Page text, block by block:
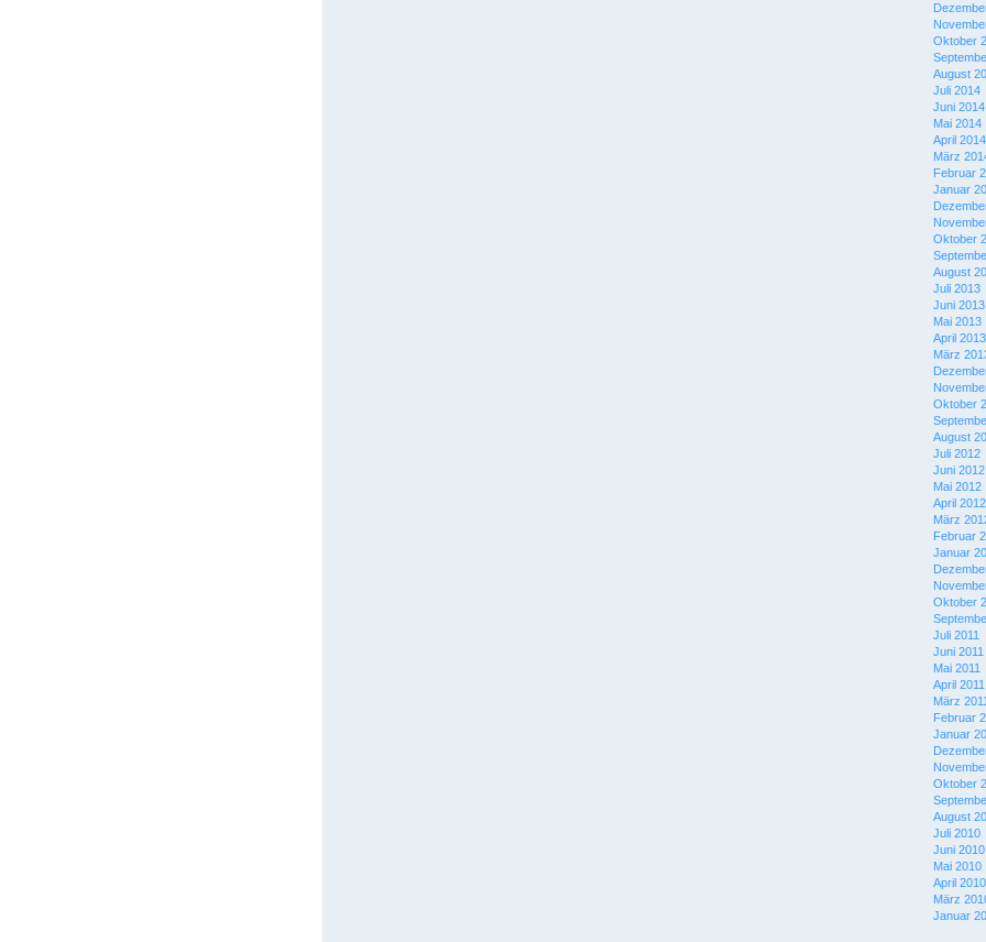
Oktober
August
Juli 2014
Juni 2014
Mai 2014
April 2014
März
Februar
Januar
Oktober
August
Juli 2013
Juni 2013
Mai 2013
April 2013
März
Oktober
August
Juli 2012
Juni 2012
Mai 2012
April 2012
März
Februar
Januar
Oktober
Juli 2011
Juni 2011
Mai 2011
April 2011
März 2011
Februar
Januar
Oktober
August
Juli 2010
Juni 2010
Mai 2010
April 2010
März
Januar